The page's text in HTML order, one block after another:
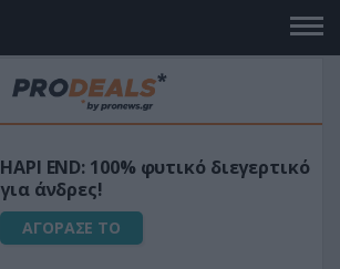
Μεταμόρφωσε τον κήπο σου με το
Ultra Box Μίνι Αλυσοπρίονο με
μπαταρία λιθίου
ΑΓΟΡΑΣΕ ΤΟ